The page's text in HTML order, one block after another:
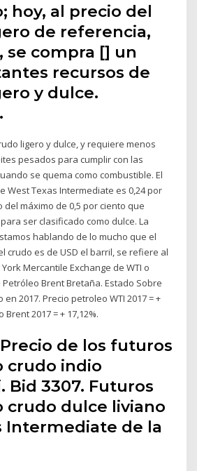
hoy, al precio del
de referencia,
se compra [] un
recursos de
y dulce.
ligero y dulce, y requiere menos
pesados para cumplir con las
se quema como combustible. El
West Texas Intermediate es 0,24 por
del máximo de 0,5 por ciento que
ser clasificado como dulce. La
hablando de lo mucho que el
crudo es de USD el barril, se refiere al
Mercantile Exchange de WTI o
Brent Bretaña. Estado Sobre
2017. Precio petroleo WTI 2017 = +
2017 = + 17,12%.
Precio de los futuros
crudo indio
Bid 3307. Futuros
crudo dulce liviano
Intermediate de la